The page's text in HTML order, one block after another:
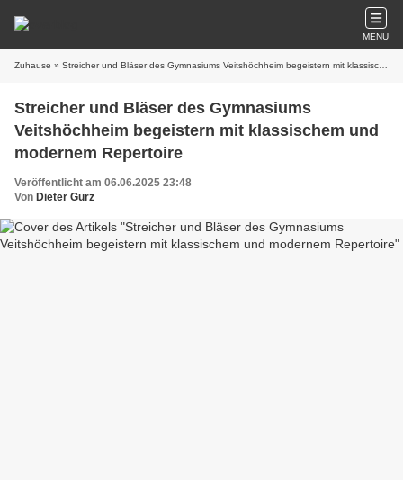
MENU
Zuhause » Streicher und Bläser des Gymnasiums Veitshöchheim begeistern mit klassischem und modernem Repertoire
Streicher und Bläser des Gymnasiums
Veitshöchheim begeistern mit klassischem und
modernem Repertoire
Veröffentlicht am 06.06.2025 23:48
Von Dieter Gürz